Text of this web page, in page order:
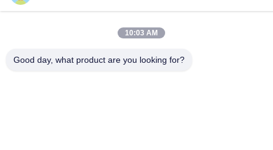
10:03 AM
Good day, what product are you looking for?